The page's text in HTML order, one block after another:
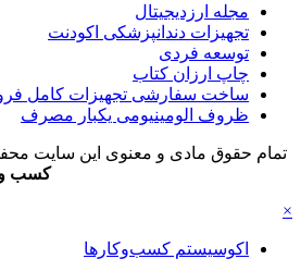
مجله ارزدیجیتال
تجهیزات دندانپزشکی اکودنت
توسعه فردی
چاپ ارزان کتاب
ساخت سفارشی تجهیزات کامل
ظروف الومینیومی یکبار مصرف
تمام حقوق مادی و معنوی این سایت
کسب و
×
اکوسیستم کسب‌وکارها